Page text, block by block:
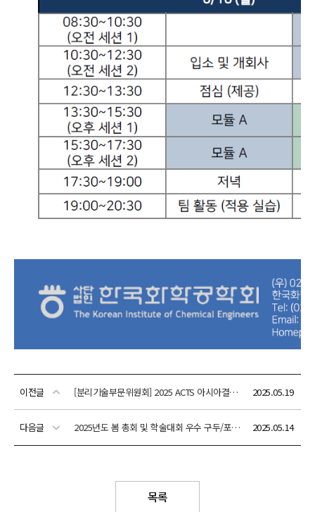
이전글 [분리기술부문위원회] 2025 ACTS 아시아결정화학회(11.12(수)~14(금)) 2025.05.19
다음글 2025년도 봄 총회 및 학술대회 우수 구두/포스터 발표상 수상자 명단 2025.05.14
목록